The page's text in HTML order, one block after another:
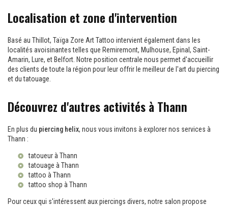
Localisation et zone d'intervention
Basé au Thillot, Taïga Zore Art Tattoo intervient également dans les
localités avoisinantes telles que Remiremont, Mulhouse, Epinal, Saint-
Amarin, Lure, et Belfort. Notre position centrale nous permet d'accueillir
des clients de toute la région pour leur offrir le meilleur de l'art du piercing
et du tatouage.
Découvrez d'autres activités à Thann
En plus du piercing helix, nous vous invitons à explorer nos services à
Thann :
tatoueur à Thann
tatouage à Thann
tattoo à Thann
tattoo shop à Thann
Pour ceux qui s'intéressent aux piercings divers, notre salon propose